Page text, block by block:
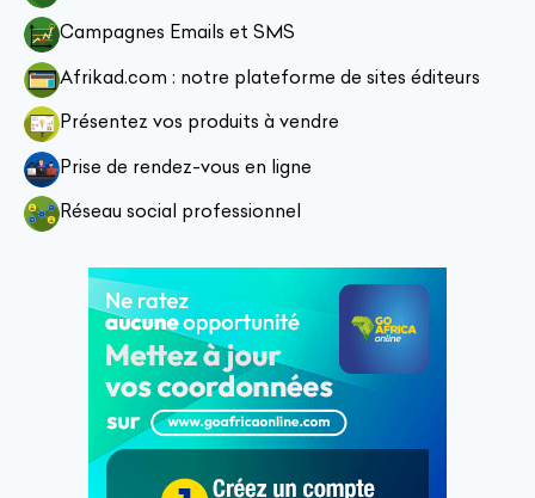
Campagnes Emails et SMS
Afrikad.com : notre plateforme de sites éditeurs
Présentez vos produits à vendre
Prise de rendez-vous en ligne
Réseau social professionnel